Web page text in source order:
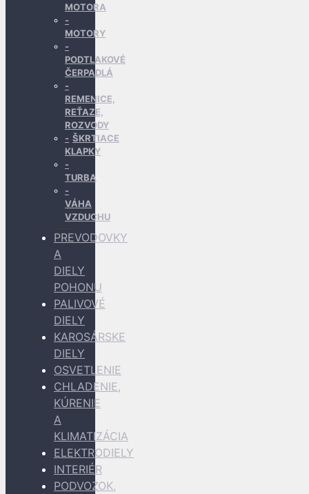
MOTORA
MOTORY
PODTLAKOVÉ
ČERPADLÁ
REMENICE,
REŤAZE,
ROZVODY
ŠKRTIACE
KLAPKY
TURBA
VÁHA
VZDUCHU
PREVODOVKY
A
DIELY
POHONU
PALIVOVÉ
DIELY
KAROSÁRSKE
DIELY
OSVETLENIE
CHLADENIE,
KÚRENIE
A
KLIMATIZÁCIA
ELEKTRODIELY
INTERIÉR
PODVOZOK,